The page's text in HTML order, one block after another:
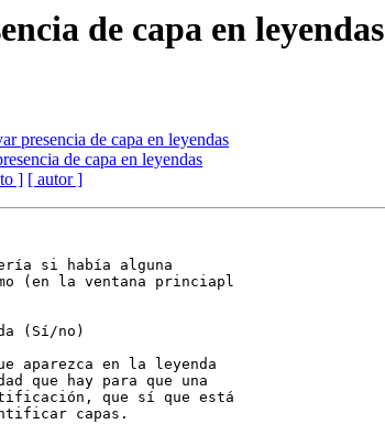
de capa en leyendas
presencia de capa en leyendas
de capa en leyendas
] [ autor ]
si había alguna
(en la ventana princiapl
(Sí/no)
aparezca en la leyenda
que hay para que una
que sí que está
capas.